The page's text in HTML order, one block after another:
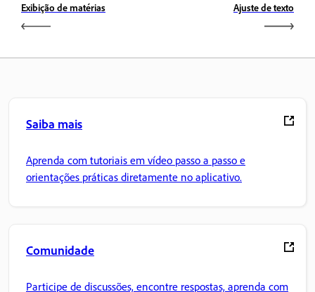
Exibição de matérias Ajuste de texto
Saiba mais
Aprenda com tutoriais em vídeo passo a passo e
orientações práticas diretamente no aplicativo.
Comunidade
Participe de discussões, encontre respostas, aprenda com